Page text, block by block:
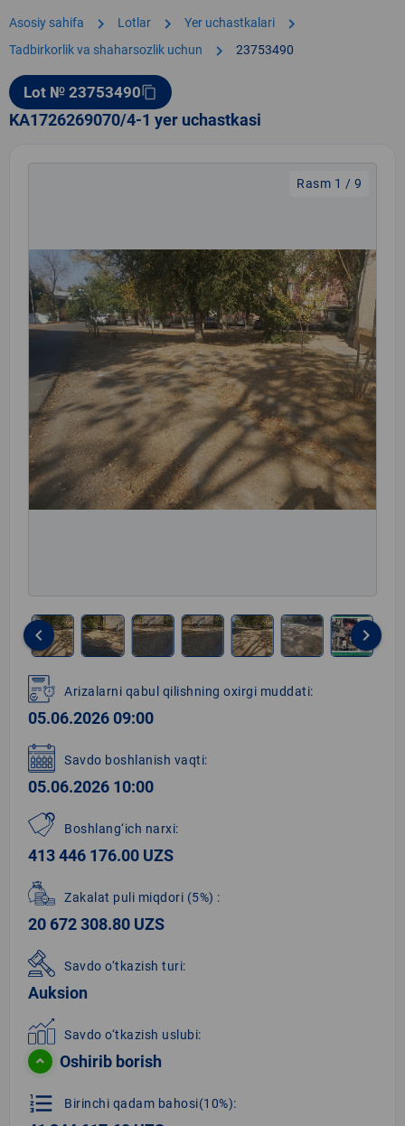
Asosiy sahifa chevron_right Lotlar chevron_right Yer uchastkalari chevron_right
Tadbirkorlik va shaharsozlik uchun chevron_right 23753490
Lot № 23753490content_copy
KA1726269070/4-1 yer uchastkasi
Rasm 1 / 9
1
of
9
keyboard_arrow_left keyboard_arrow_right
Arizalarni qabul qilishning oxirgi muddati:
05.06.2026 09:00
Savdo boshlanish vaqti:
05.06.2026 10:00
Boshlang‘ich narxi:
413 446 176.00 UZS
Zakalat puli miqdori (5%) :
20 672 308.80 UZS
Savdo o‘tkazish turi:
Auksion
Savdo o‘tkazish uslubi:
Oshirib borish
format_list_numbered Birinchi qadam bahosi(10%):